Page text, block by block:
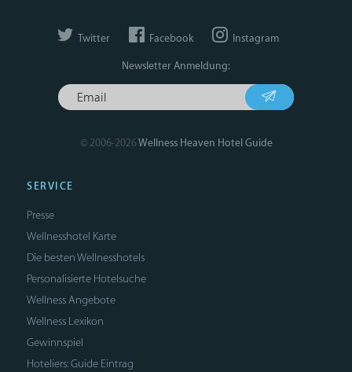
Twitter Facebook Instagram
Newsletter Anmeldung:
© 2006-2026Wellness Heaven Hotel Guide
SERVICE
Presse
Wellnesshotel Karte
Die besten Wellnesshotels
Personalisierte Hotelsuche
Wellness Angebote
Wellness Lexikon
Gewinnspiel
Hoteliers: Guide Eintrag